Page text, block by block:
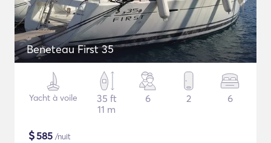
Beneteau First 35
Yacht à voile
35 ft
11 m
6 2 6
$585 /nuit